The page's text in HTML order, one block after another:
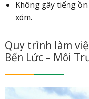
Không gây tiếng
xóm.
Quy trình làm
Bến Lức – Môi